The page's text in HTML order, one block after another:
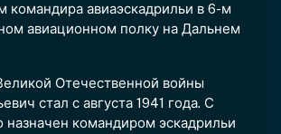
командира авиаэскадрильи в 6-м
авиационном полку на Дальнем
Отечественной войны
стал с августа 1941 года. С
назначен командиром эскадрильи